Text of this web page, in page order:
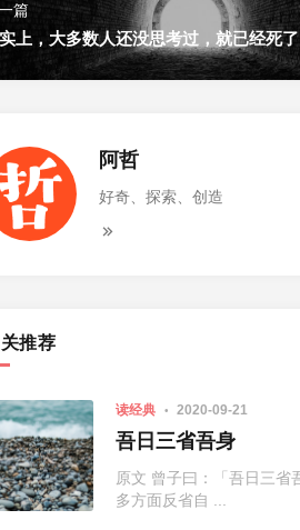
篇
上，大多数人还没思考过，就已经死了
阿哲
好奇、探索、创造
推荐
读经典 2020-09-21
吾日三省吾身
原文 曾子曰：「吾日三省
多方面反省自 ...